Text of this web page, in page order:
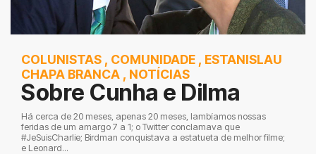
COLUNISTAS , COMUNIDADE , ESTANISLAU
CHAPA BRANCA , NOTÍCIAS
Sobre Cunha e Dilma
Há cerca de 20 meses, apenas 20 meses, lambíamos nossas
feridas de um amargo 7 a 1; o Twitter conclamava que
#JeSuisCharlie; Birdman conquistava a estatueta de melhor filme;
e Leonard...